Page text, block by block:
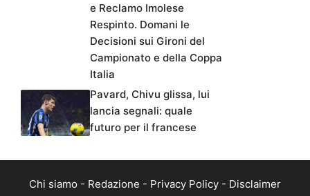
e Reclamo Imolese
Respinto. Domani le
Decisioni sui Gironi del
Campionato e della Coppa
Italia
Pavard, Chivu glissa, lui
lancia segnali: quale
futuro per il francese
Chi siamo - Redazione - Privacy Policy - Disclaimer